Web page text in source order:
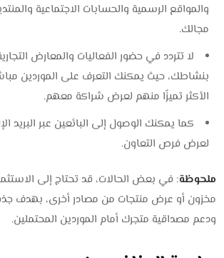
والمواقع الرسمية والحسابات الاجتماعية
مجالك.
لا تتردد في حضور الفعاليات والمعارض
بنشاطك، حيث يمكنك التعرف على الموردين
الأكثر تميزًا منهم لعرض شراكة معهم.
كما يمكنك الوصول إلى البائعين عبر البريد
لعرض فرص التعاون.
ملحوظة: في بعض الحالات، قد تحتاج إلى
مخزون أو عرض منتجات من مصادر أخرى، بهدف
ودعم مصداقية متجرك أمام الموردين المحتملين.